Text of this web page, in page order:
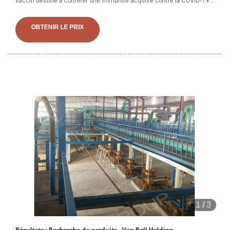
vaccin contre les maladies à coronavirus SRAS et MERS avaient
établi des connaissances sur la structure et
OBTENIR LE PRIX
1 /3